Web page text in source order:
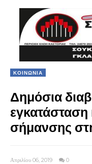
ΚΟΙΝΩΝΙΑ
Δημόσια
σήμανσης
Απριλίου 06, 2019 0